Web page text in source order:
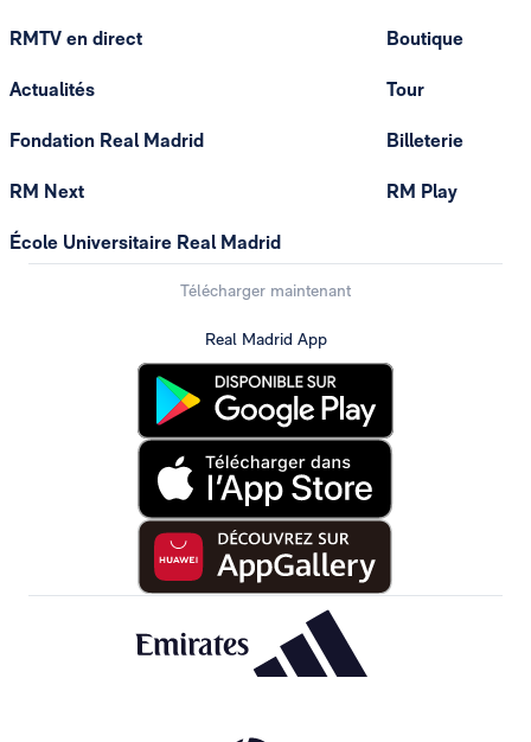
RMTV en direct
Actualités
Fondation Real Madrid
RM Next
École Universitaire Real Madrid
Boutique
Tour
Billeterie
RM Play
Télécharger maintenant
Real Madrid App